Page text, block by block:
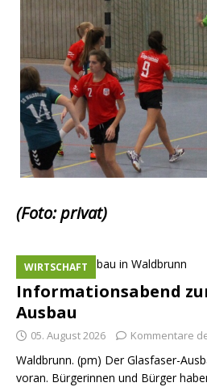
(Foto: privat)
Informationsabend
Ausbau
WIRTSCHAFT
05. August 2026 Kommentare
Waldbrunn. (pm) Der Glasfaser-
voran. Bürgerinnen und Bürger